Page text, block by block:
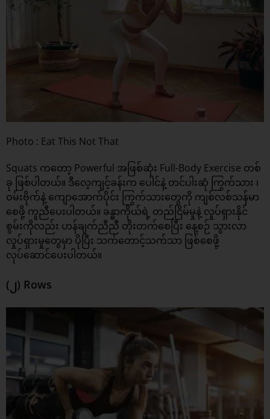
Photo : Eat This Not That
Squats ကတော့ Powerful အဖြစ်ဆုံး Full-Body Exercise တစ်
ခု ဖြစ်ပါတယ်။ ဒီလေ့ကျင့်ခန်းက ပေါင်နဲ့ တင်ပါးဆုံ ကြွက်သား ၊
ဝမ်းဗိုက်နဲ့ ကျောအောက်ပိုင်း ကြွက်သားတွေကို ကျစ်လစ်သန်မာ
စေဖို့ ကူညီပေးပါတယ်။ ခန္ဓာကိုယ်ရဲ့ တည်ငြိမ်မှုနဲ့ လှုပ်ရှားနိုင်
စွမ်းကိုလည်း ဟန်ချက်ညီညီ တိုးတက်စေပြီး နေ့စဉ် သွားလာ
လှုပ်ရှားမှုတွေမှာ ပိုပြီး သက်တောင့်သက်သာ ဖြစ်စေဖို့
လုပ်ဆောင်ပေးပါတယ်။
(၂) Rows